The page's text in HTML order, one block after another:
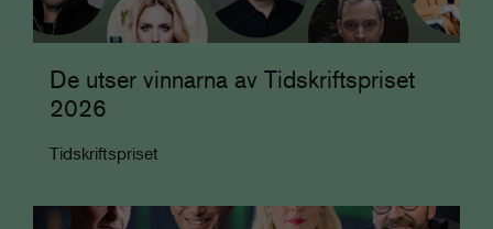
De utser vinnarna av Tidskriftspriset
2026
Tidskriftspriset